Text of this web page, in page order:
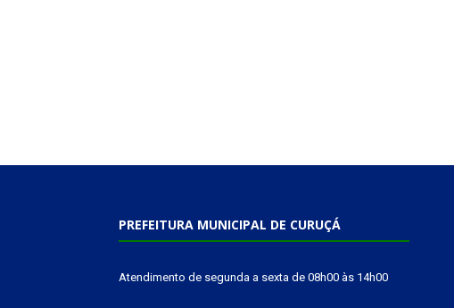
PREFEITURA MUNICIPAL DE CURUÇÁ
Atendimento de segunda a sexta de 08h00 às 14h00